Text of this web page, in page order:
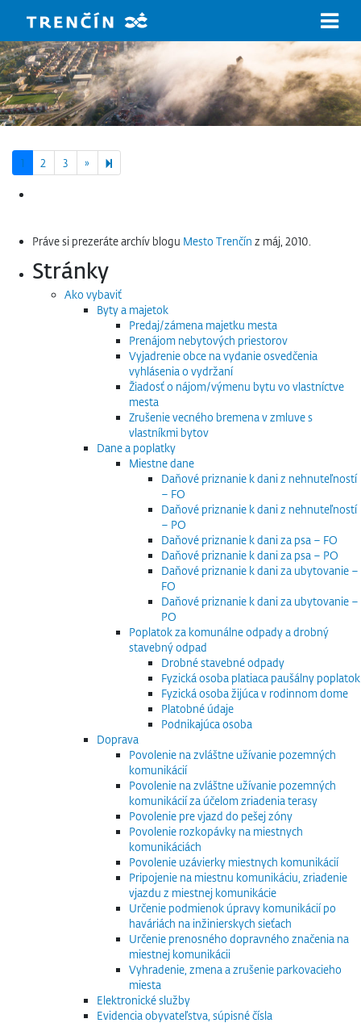
1 2 3 » Next page
4
Práve si prezeráte archív blogu Mesto Trenčín z máj, 2010.
Stránky
Ako vybaviť
Byty a majetok
Predaj/zámena majetku mesta
Prenájom nebytových priestorov
Vyjadrenie obce na vydanie osvedčenia
vyhlásenia o vydržaní
Žiadosť o nájom/výmenu bytu vo vlastníctve
mesta
Zrušenie vecného bremena v zmluve s
vlastníkmi bytov
Dane a poplatky
Miestne dane
Daňové priznanie k dani z nehnuteľností
– FO
Daňové priznanie k dani z nehnuteľností
– PO
Daňové priznanie k dani za psa – FO
Daňové priznanie k dani za psa – PO
Daňové priznanie k dani za ubytovanie –
FO
Daňové priznanie k dani za ubytovanie –
PO
Poplatok za komunálne odpady a drobný
stavebný odpad
Drobné stavebné odpady
Fyzická osoba platiaca paušálny poplatok
Fyzická osoba žijúca v rodinnom dome
Platobné údaje
Podnikajúca osoba
Doprava
Povolenie na zvláštne užívanie pozemných
komunikácií
Povolenie na zvláštne užívanie pozemných
komunikácií za účelom zriadenia terasy
Povolenie pre vjazd do pešej zóny
Povolenie rozkopávky na miestnych
komunikáciách
Povolenie uzávierky miestnych komunikácií
Pripojenie na miestnu komunikáciu, zriadenie
vjazdu z miestnej komunikácie
Určenie podmienok úpravy komunikácií po
haváriách na inžinierskych sieťach
Určenie prenosného dopravného značenia na
miestnej komunikácii
Vyhradenie, zmena a zrušenie parkovacieho
miesta
Elektronické služby
Evidencia obyvateľstva, súpisné čísla